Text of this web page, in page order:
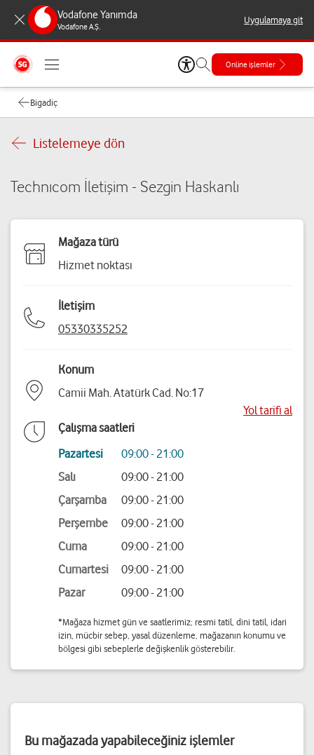
Vodafone Yanımda
Vodafone A.Ş.
Uygulamaya git
Online işlemler
Bigadiç
Listelemeye dön
Technıcom İletişim - Sezgin Haskanlı
Mağaza türü
Hizmet noktası
İletişim
05330335252
Konum
Camii Mah. Atatürk Cad. No:17
Yol tarifi al
Çalışma saatleri
Pazartesi
09:00 - 21:00
Salı
09:00 - 21:00
Çarşamba
09:00 - 21:00
Perşembe
09:00 - 21:00
Cuma
09:00 - 21:00
Cumartesi
09:00 - 21:00
Pazar
09:00 - 21:00
*Mağaza hizmet gün ve saatlerimiz; resmi tatil, dini tatil, idari
izin, mücbir sebep, yasal düzenleme, mağazanın konumu ve
bölgesi gibi sebeplerle değişkenlik gösterebilir.
Bu mağazada yapabileceğiniz işlemler